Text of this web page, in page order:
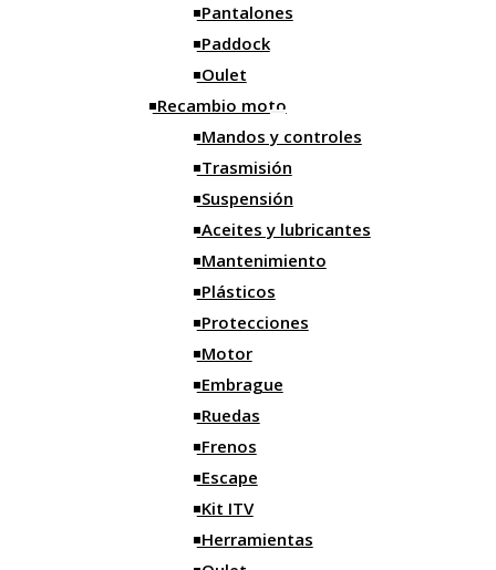
Caballetes
Correas
Limpieza
Orden
Grasa y selladores
Alfombras
Bridas
Motos
Motos nuevas
Motos ocasión
Pantalones
Paddock
Oulet
Recambio moto
Mandos y controles
Trasmisión
Suspensión
Aceites y lubricantes
Mantenimiento
Plásticos
Protecciones
Motor
Embrague
Ruedas
Frenos
Escape
Kit ITV
Herramientas